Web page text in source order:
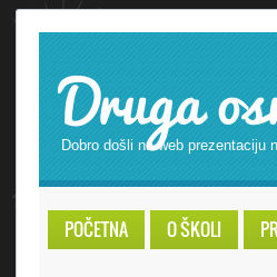
Druga
Dobro došli na web prezentaciju
POČETNA O ŠKOLI